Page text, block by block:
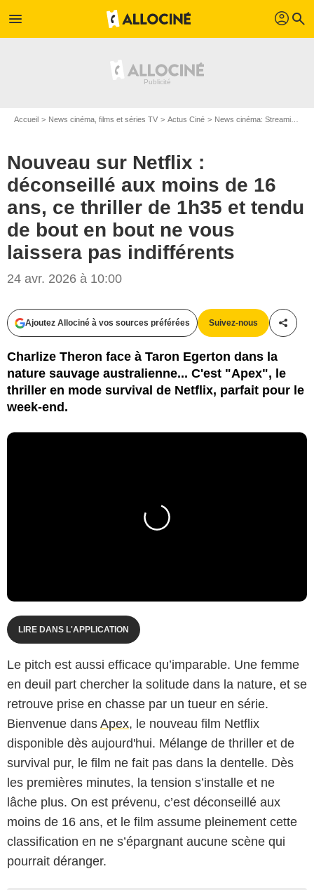
menu profil search
Accueil News cinéma, films et séries TV Actus Ciné News cinéma: Streaming
Nouveau sur Netflix :
déconseillé aux moins de 16
ans, ce thriller de 1h35 et tendu
de bout en bout ne vous
laissera pas indifférents
24 avr. 2026 à 10:00
Ajoutez Allociné à vos sources préférées Suivez-nous
Charlize Theron face à Taron Egerton dans la
nature sauvage australienne... C'est "Apex", le
thriller en mode survival de Netflix, parfait pour le
week-end.
LIRE DANS L'APPLICATION
Le pitch est aussi efficace qu’imparable. Une femme
en deuil part chercher la solitude dans la nature, et se
retrouve prise en chasse par un tueur en série.
Bienvenue dans Apex, le nouveau film Netflix
disponible dès aujourd'hui. Mélange de thriller et de
survival pur, le film ne fait pas dans la dentelle. Dès
les premières minutes, la tension s’installe et ne
lâche plus. On est prévenu, c’est déconseillé aux
moins de 16 ans, et le film assume pleinement cette
classification en ne s’épargnant aucune scène qui
pourrait déranger.